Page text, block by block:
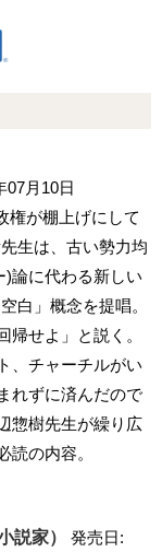
07月10日
権が棚上げにして
生は、古い勢力均
論に代わる新しい
白」概念を提唱。
せよ」と説く。
、チャーチルがい
れずに済んだので
惣樹先生が繰り広
読の内容。
説家）
発売日: